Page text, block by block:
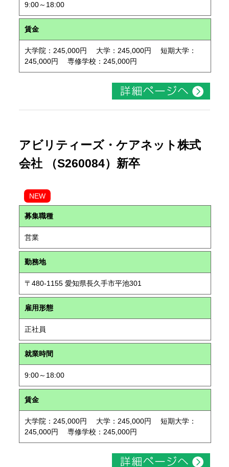
9:00～18:00
賃金
大学院：245,000円 大学：245,000円 短期大学：
245,000円 専修学校：245,000円
アビリティーズ・ケアネット株式
会社 （S260084）新卒
NEW
募集職種
営業
勤務地
〒480-1155 愛知県長久手市平池301
雇用形態
正社員
就業時間
9:00～18:00
賃金
大学院：245,000円 大学：245,000円 短期大学：
245,000円 専修学校：245,000円